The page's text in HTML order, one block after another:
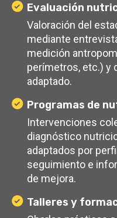
Evaluación
Valoración del
mediante
medición
perímetros, etc.) y
adaptado.
Programas de
Intervenciones
diagnóstico
adaptados por
seguimiento e
de mejora.
Talleres y